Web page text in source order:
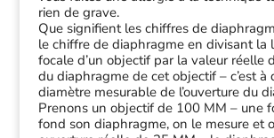
rien de grave.
Que signifient les chiffres de
le chiffre de diaphragme en divisant la
focale d’un objectif par la valeur réelle
du diaphragme de cet objectif – c’est à
diamètre mesurable de l’ouverture du
Prenons un objectif de 100 MM – une
fond son diaphragme, on le mesure et